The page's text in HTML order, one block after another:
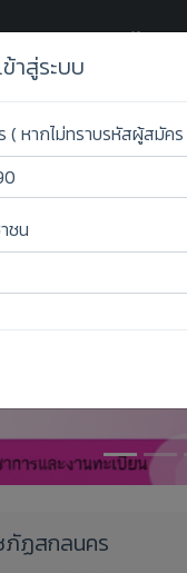
าสู่ระบบ
( หากไม่ทราบรหัสผู้สมัคร
ชน
ภัฏสกลนคร